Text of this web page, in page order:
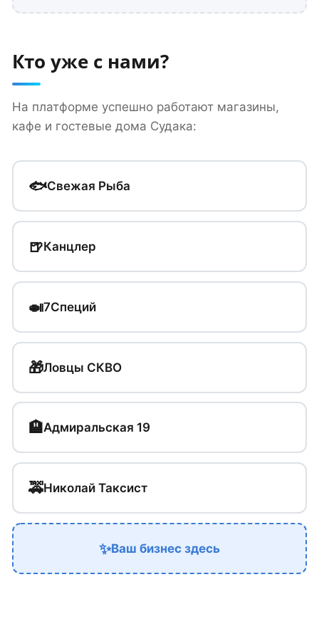
Кто уже с нами?
На платформе успешно работают магазины,
кафе и гостевые дома Судака:
🐟Свежая Рыба
🍺Канцлер
🍛7Специй
🎁Ловцы СКВО
🏨Адмиральская 19
🚕Николай Таксист
✨Ваш бизнес здесь